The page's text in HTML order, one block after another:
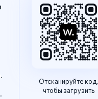
Отсканируйте код,
чтобы загрузить